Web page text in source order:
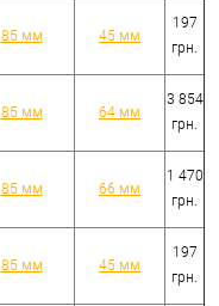
85 мм 45 мм
197
грн.
85 мм 64 мм
3 854
грн.
85 мм 66 мм
1 470
грн.
85 мм 45 мм
197
грн.